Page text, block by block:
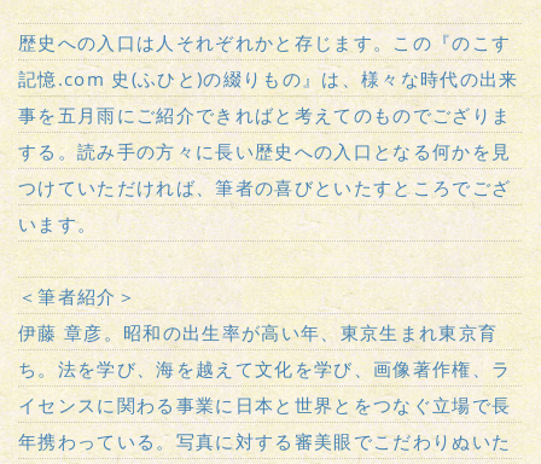
歴史への入口は人それぞれかと存じます。この『のこす
記憶.com 史(ふひと)の綴りもの』は、様々な時代の出来
事を五月雨にご紹介できればと考えてのものでござりま
する。読み手の方々に長い歴史への入口となる何かを見
つけていただければ、筆者の喜びといたすところでござ
います。
＜筆者紹介＞
伊藤 章彦。昭和の出生率が高い年、東京生まれ東京育
ち。法を学び、海を越えて文化を学び、画像著作権、ラ
イセンスに関わる事業に日本と世界とをつなぐ立場で長
年携わっている。写真に対する審美眼でこだわりぬいた